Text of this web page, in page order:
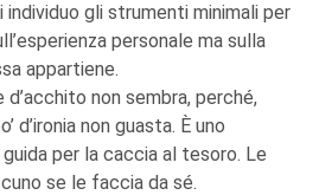
gli strumenti minimali per
personale ma sulla
appartiene.
d’acchito non sembra, perché,
d’ironia non guasta. È uno
guida per la caccia al tesoro. Le
se le faccia da sé.